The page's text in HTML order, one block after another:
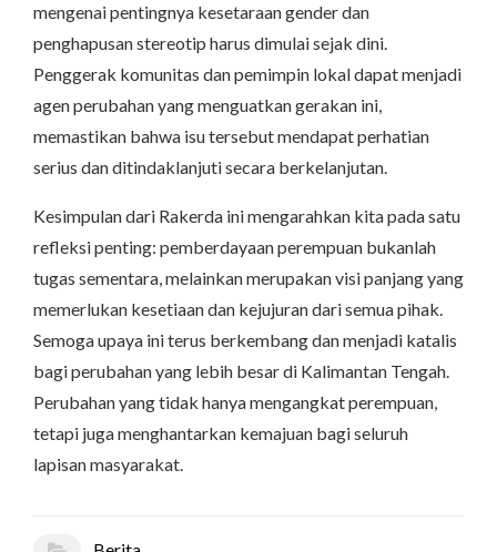
mengenai pentingnya kesetaraan gender dan
penghapusan stereotip harus dimulai sejak dini.
Penggerak komunitas dan pemimpin lokal dapat menjadi
agen perubahan yang menguatkan gerakan ini,
memastikan bahwa isu tersebut mendapat perhatian
serius dan ditindaklanjuti secara berkelanjutan.
Kesimpulan dari Rakerda ini mengarahkan kita pada satu
refleksi penting: pemberdayaan perempuan bukanlah
tugas sementara, melainkan merupakan visi panjang yang
memerlukan kesetiaan dan kejujuran dari semua pihak.
Semoga upaya ini terus berkembang dan menjadi katalis
bagi perubahan yang lebih besar di Kalimantan Tengah.
Perubahan yang tidak hanya mengangkat perempuan,
tetapi juga menghantarkan kemajuan bagi seluruh
lapisan masyarakat.